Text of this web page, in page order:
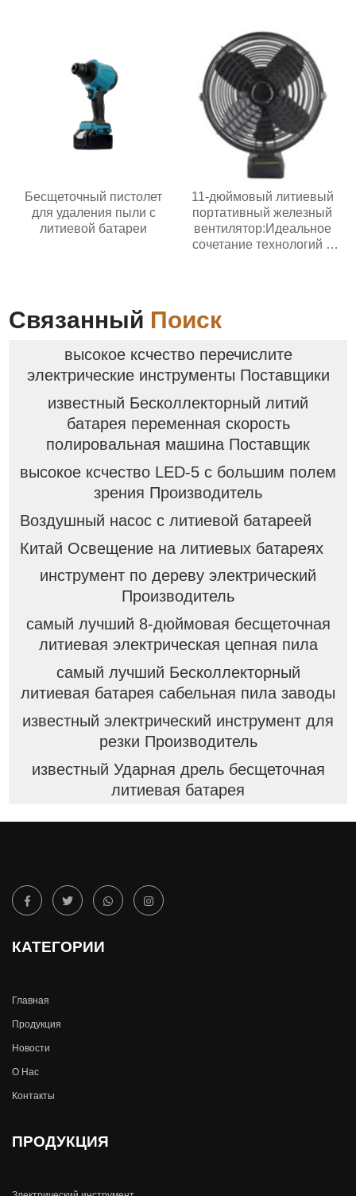
Бесщеточный пистолет
для удаления пыли с
литиевой батареи
11-дюймовый литиевый
портативный железный
вентилятор:Идеальное
сочетание технологий и
Связанный Поиск
высокое ксчество перечислите
электрические инструменты Поставщики
известный Бесколлекторный литий
батарея переменная скорость
полировальная машина Поставщик
высокое ксчество LED-5 с большим полем
зрения Производитель
Воздушный насос с литиевой батареей
Китай Освещение на литиевых батареях
инструмент по дереву электрический
Производитель
самый лучший 8-дюймовая бесщеточная
литиевая электрическая цепная пила
самый лучший Бесколлекторный
литиевая батарея сабельная пила заводы
известный электрический инструмент для
резки Производитель
известный Ударная дрель бесщеточная
литиевая батарея
КАТЕГОРИИ
Главная
Продукция
Новости
О Hас
Контакты
ПРОДУКЦИЯ